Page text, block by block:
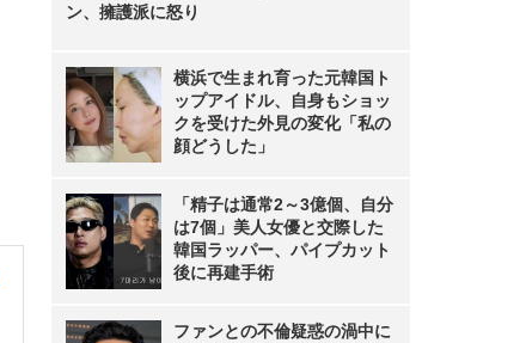
ン、擁護派に怒り
横浜で生まれ育った元韓国ト
ップアイドル、自身もショッ
クを受けた外見の変化「私の
顔どうした」
「精子は通常2～3億個、自分
は7個」美人女優と交際した
韓国ラッパー、パイプカット
後に再建手術
ファンとの不倫疑惑の渦中に